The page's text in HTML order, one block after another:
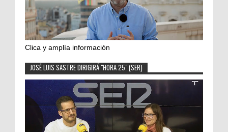
Clica y amplía información
JOSÉ LUIS SASTRE DIRIGIRÁ "HORA 25" (SER)